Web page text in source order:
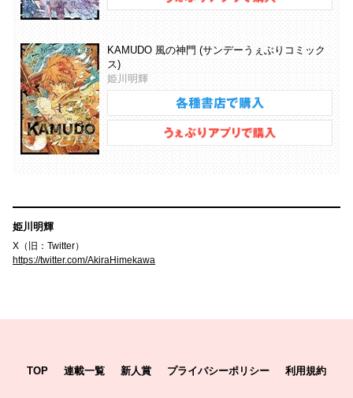
KAMUDO 風の神門 (サンデーうぇぶりコミック
ス)
姫川明輝
姫川明輝
X（旧：Twitter）
https://twitter.com/AkiraHimekawa
TOP 連載一覧 新人賞 プライバシーポリシー 利用規約